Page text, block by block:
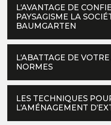
L’AVANTAGE DE
PAYSAGISME LA
BAUMGARTEN
L’ABATTAGE DE
NORMES
LES TECHNIQUES
L’AMÉNAGEMENT